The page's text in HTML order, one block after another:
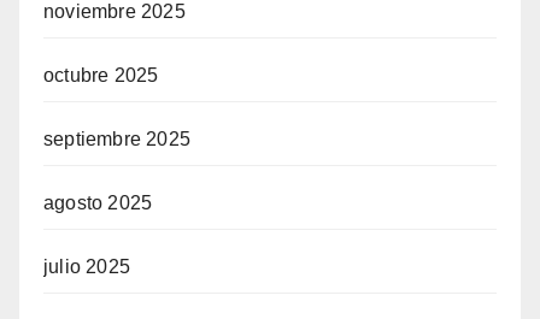
noviembre 2025
octubre 2025
septiembre 2025
agosto 2025
julio 2025